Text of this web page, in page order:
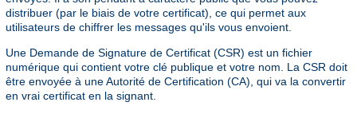
distribuer (par le biais de votre certificat), ce qui permet aux
utilisateurs de chiffrer les messages qu'ils vous envoient.
Une Demande de Signature de Certificat (CSR) est un fichier
numérique qui contient votre clé publique et votre nom. La CSR doit
être envoyée à une Autorité de Certification (CA), qui va la convertir
en vrai certificat en la signant.